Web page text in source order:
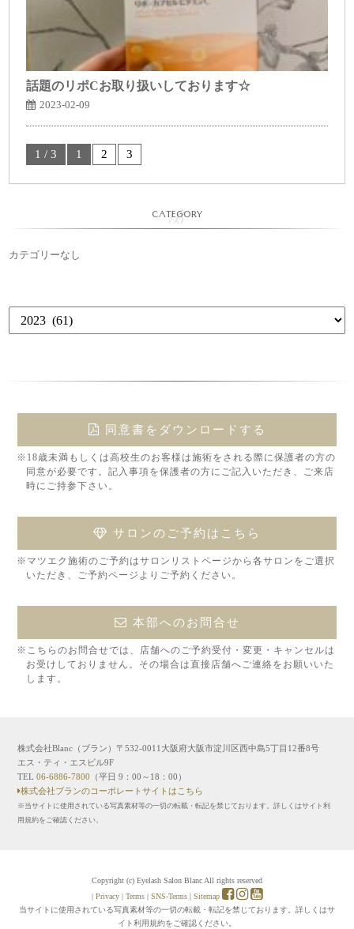
話題のリポCお取り扱いしております☆
2023-02-09
1 / 3 1 2 3
CATEGORY
カテゴリーなし
同意書をダウンロードする
※18歳未満もしくは高校生のお客様は施術をされる際に保護者の方の
同意が必要です。記入事項を保護者の方にご記入いただき、ご来店
時にご持参下さい。
サロンのご予約はこちら
※マツエク施術のご予約はサロンリストページから各サロンをご選択
いただき、ご予約ページよりご予約ください。
本部へのお問合せ
※こちらのお問合せでは、店舗へのご予約受付・変更・キャンセルは
お受けしておりません。その場合は直接店舗へご連絡をお願いいた
します。
株式会社Blanc（ブラン）〒532-0011大阪府大阪市淀川区西中島5丁目12番8号
エス・ティ・エスビル9F
TEL06-6886-7800
（平日 9：00～18：00）
株式会社ブランのコーポレートサイトはこちら
※当サイトに使用されている写真素材等の一切の転載・転記を禁じております。詳しくはサイト利
用規約をご確認ください。
Copyright (c) Eyelash Salon Blanc All rights reserved
| Privacy | Terms | SNS-Terms | Sitemap
当サイトに使用されている写真素材等の一切の転載・転記を禁じております。詳しくはサ
イト利用規約をご確認ください。